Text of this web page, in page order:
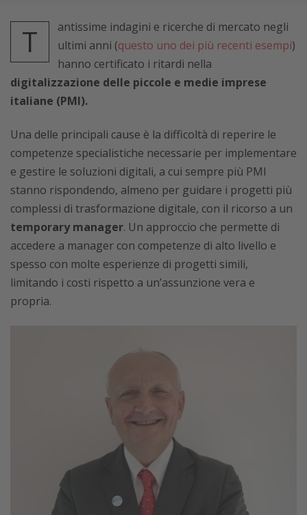
T
antissime indagini e ricerche di mercato negli
ultimi anni (questo uno dei più recenti esempi)
hanno certificato i ritardi nella
digitalizzazione delle piccole e medie imprese
italiane (PMI).
Una delle principali cause è la difficoltà di reperire le
competenze specialistiche necessarie per implementare
e gestire le soluzioni digitali, a cui sempre più PMI
stanno rispondendo, almeno per guidare i progetti più
complessi di trasformazione digitale, con il ricorso a un
temporary manager. Un approccio che permette di
accedere a manager con competenze di alto livello e
spesso con molte esperienze di progetti simili,
limitando i costi rispetto a un’assunzione vera e
propria.